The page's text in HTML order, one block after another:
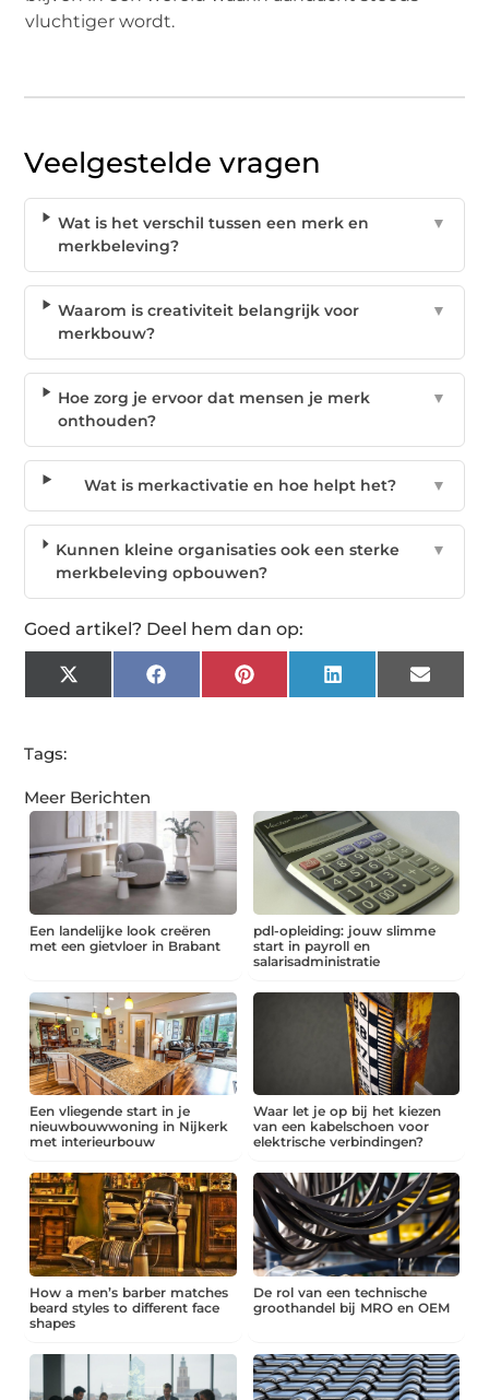
vluchtiger wordt.
Veelgestelde vragen
Wat is het verschil tussen een merk en
merkbeleving?
▼
Waarom is creativiteit belangrijk voor
merkbouw?
▼
Hoe zorg je ervoor dat mensen je merk
onthouden?
▼
Wat is merkactivatie en hoe helpt het? ▼
Kunnen kleine organisaties ook een sterke
merkbeleving opbouwen?
▼
Goed artikel? Deel hem dan op:
X
(Twitter)
Facebook Pinterest LinkedIn Email
Tags:
Meer Berichten
Een landelijke look creëren
met een gietvloer in Brabant
pdl-opleiding: jouw slimme
start in payroll en
salarisadministratie
Een vliegende start in je
nieuwbouwwoning in Nijkerk
met interieurbouw
Waar let je op bij het kiezen
van een kabelschoen voor
elektrische verbindingen?
How a men’s barber matches
beard styles to different face
shapes
De rol van een technische
groothandel bij MRO en OEM